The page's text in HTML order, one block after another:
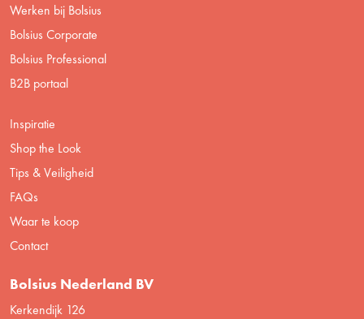
Werken bij Bolsius
Bolsius Corporate
Bolsius Professional
B2B portaal
Inspiratie
Shop the Look
Tips & Veiligheid
FAQs
Waar te koop
Contact
Bolsius Nederland BV
Kerkendijk 126